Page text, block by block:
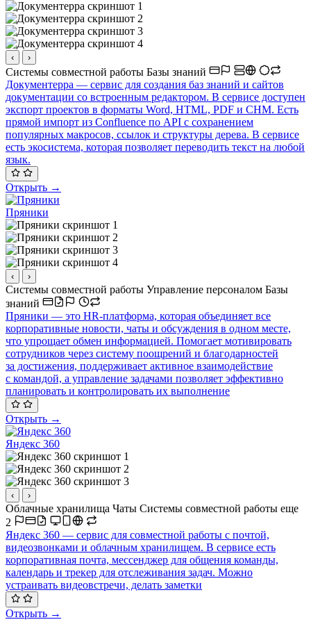
‹ ›
Системы совместной работы Базы знаний
Документерра — сервис для создания баз знаний и сайтов
документации со встроенным редактором. В сервисе доступен
экспорт проектов в форматы Word, HTML, PDF и CHM. Есть
прямой импорт из Confluence по API с сохранением
популярных макросов, ссылок и структуры дерева. В сервисе
есть экосистема, которая позволяет переводить текст на любой
язык.
Открыть →
Пряники
‹ ›
Системы совместной работы Управление персоналом Базы
знаний
Пряники — это HR-платформа, которая объединяет все
корпоративные новости, чаты и обсуждения в одном месте,
что упрощает обмен информацией. Помогает мотивировать
сотрудников через систему поощрений и благодарностей
за достижения, поддерживает активное взаимодействие
с командой, а управление задачами позволяет эффективно
планировать и контролировать их выполнение
Открыть →
Яндекс 360
‹ ›
Облачные хранилища Чаты Системы совместной работы еще
2
Яндекс 360 — сервис для совместной работы с почтой,
видеозвонками и облачным хранилищем. В сервисе есть
корпоративная почта, мессенджер для общения команды,
календарь и трекер для отслеживания задач. Можно
устраивать видеовстречи, делать заметки
Открыть →